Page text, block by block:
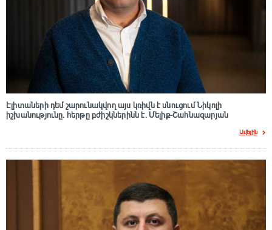
Էլիտաների դեմ շարունակվող այս կռիվն է սնուցում Նիկոլի
իշխանությունը. հերթը բժիշկներինն է. Մելիք-Շահնազարյան
Ավելին